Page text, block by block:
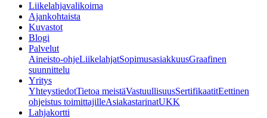
Liikelahjavalikoima
Ajankohtaista
Kuvastot
Blogi
Palvelut
Aineisto-ohjeLiikelahjatSopimusasiakkuusGraafinen
suunnittelu
Yritys
YhteystiedotTietoa meistäVastuullisuusSertifikaatitEettinen
ohjeistus toimittajilleAsiakastarinatUKK
Lahjakortti